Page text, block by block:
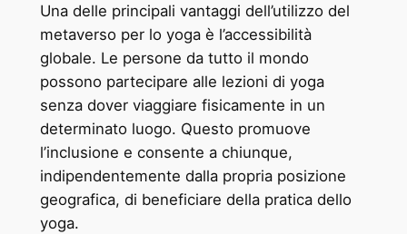
Una delle principali vantaggi dell’utilizzo del
metaverso per lo yoga è l’accessibilità
globale. Le persone da tutto il mondo
possono partecipare alle lezioni di yoga
senza dover viaggiare fisicamente in un
determinato luogo. Questo promuove
l’inclusione e consente a chiunque,
indipendentemente dalla propria posizione
geografica, di beneficiare della pratica dello
yoga.